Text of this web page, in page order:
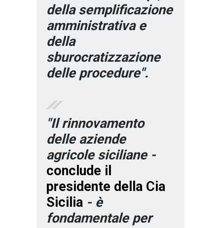
della semplificazione
amministrativa e
della
sburocratizzazione
delle procedure".
"Il rinnovamento
delle aziende
agricole siciliane -
conclude il
presidente della Cia
Sicilia - è
fondamentale per